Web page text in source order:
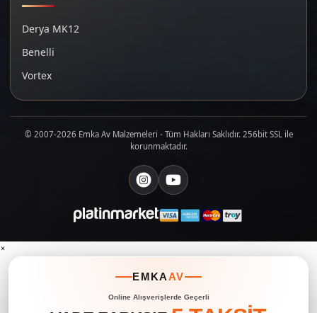
Derya MK12
Benelli
Vortex
© 2007-2026 Emka Av Malzemeleri - Tüm Hakları Saklıdır. 256bit SSL ile
korunmaktadır.
×
EMKAAV
Online Alışverişlerde Geçerli